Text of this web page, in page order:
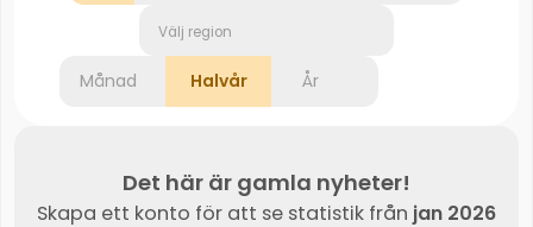
Välj region
Månad Halvår År
Det här är gamla nyheter!
Skapa ett konto för att se statistik från jan 2026